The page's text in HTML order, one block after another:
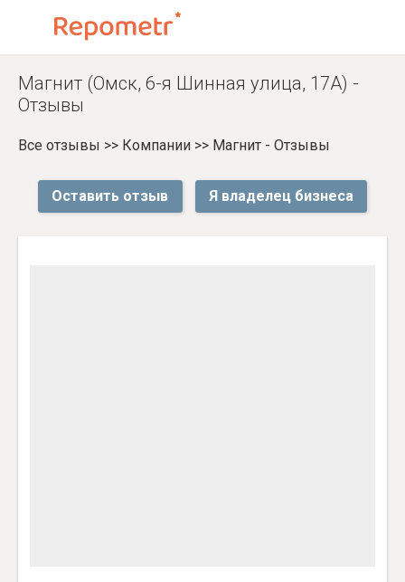
Магнит (Омск, 6-я Шинная улица, 17А) -
Отзывы
Все отзывы >> Компании >> Магнит - Отзывы
Оставить отзыв Я владелец бизнеса